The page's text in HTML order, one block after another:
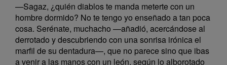
—Sagaz, ¿quién diablos te manda meterte con un
hombre dormido? No te tengo yo enseñado a tan poca
cosa. Serénate, muchacho —añadió, acercándose al
derrotado y descubriendo con una sonrisa irónica el
marfil de su dentadura—, que no parece sino que ibas
a venir a las manos con un león, según lo alborotado